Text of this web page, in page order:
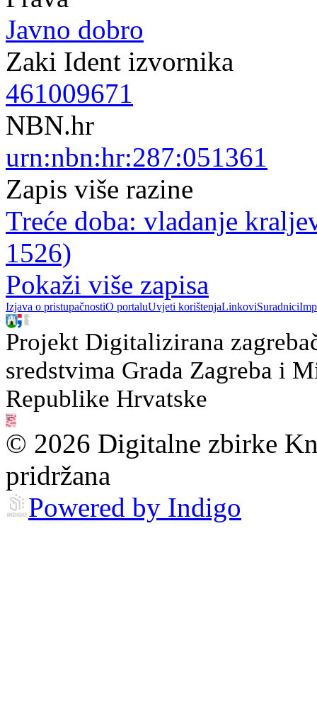
Javno dobro
Zaki Ident izvornika
461009671
NBN.hr
urn:nbn:hr:287:051361
Zapis više razine
Treće doba: vladanje
1526)
Pokaži više zapisa
Izjava o pristupačnostiO portaluUvjeti korištenjaLinkoviSuradnici
Projekt Digitalizirana
sredstvima Grada Zagreba i
Republike Hrvatske
© 2026 Digitalne zbirke
pridržana
Powered by Indigo